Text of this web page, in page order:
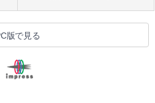
版で見る